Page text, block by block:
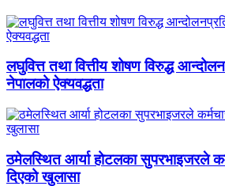
लघुवित्त तथा वित्तीय शोषण विरुद्ध
नेपालको ऐक्यवद्धता
ठमेलस्थित आर्या होटलका सुपरभाइजरले
दिएको खुलासा